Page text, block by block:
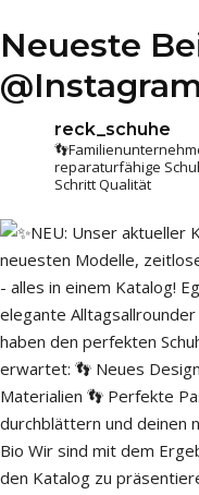
Neueste
reck_schuhe
reparaturfähige
Schritt Qualität